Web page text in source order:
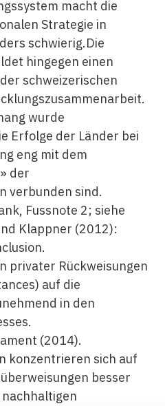
macht die
Strategie in
schwierig.Die
hingegen einen
schweizerischen
wurde
Erfolge der Länder bei
eng mit dem
der
verbunden sind.
Fussnote 2; siehe
Klappner (2012):
privater Rückweisungen
auf die
in den
(2014).
konzentrieren sich auf
besser